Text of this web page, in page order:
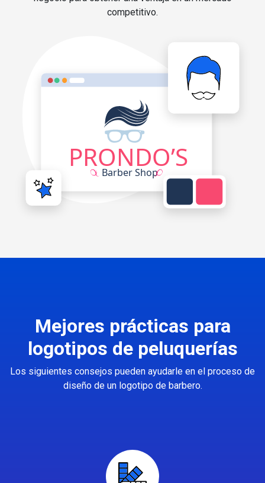
competitivo.
Mejores prácticas para
logotipos de peluquerías
Los siguientes consejos pueden ayudarle en el proceso de
diseño de un logotipo de barbero.